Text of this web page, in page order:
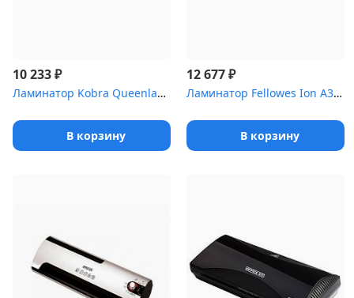
10 233₽
Ламинатор Kobra Queenlam 250 T34 серый A3 (75-250мкм) 32см/мин (4...
В корзину
12 677₽
Ламинатор Fellowes Ion A3 (FS-45602) A3 (75-125мкм) 30см/мин (2ва...
В корзину